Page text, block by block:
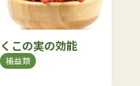
くこの実の効能
補益類